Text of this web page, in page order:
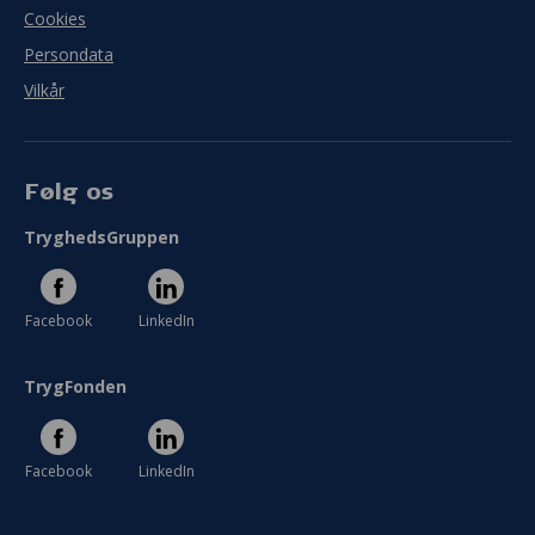
Cookies
Persondata
Vilkår
Følg os
TryghedsGruppen
Facebook LinkedIn
TrygFonden
Facebook LinkedIn